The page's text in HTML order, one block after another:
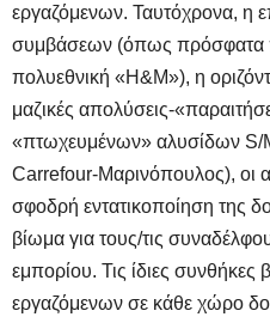
εργαζόμενων. Ταυτόχρονα, η
συμβάσεων (όπως πρόσφατα
πολυεθνική «H&M»), η
μαζικές απολύσεις-
«πτωχευμένων» αλυσίδων S/
Carrefour-Μαρινόπουλος), οι
σφοδρή εντατικοποίηση της
βίωμα για τους/τις
εμπορίου. Τις ίδιες συνθήκες
εργαζόμενων σε κάθε χώρο